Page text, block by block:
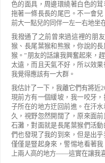
色的面具，周邊環繞著白色的
拖著一條長長的尾巴。不一會
前大一點兒的同伴一左一右地坐
我撥通了之前曾來過這裡的朋友
猴、長尾葉猴和熊猴，你說的長
猴。” 朋友的話讓我興奮起來，
太遠，而且天氣不好，所以效
我覺得應該有一大群。
我估計了一下，我離它們有將近
現前方有一個緩坡，我一咬牙，
子所在的地方迂回前進。 在汗
久，視野忽然開闊了，原來面
石灘，對面就是長尾葉猴們活
們也發現了我的到來，但是出乎
僅僅是豎起身來，警惕地看著
上兩人高的地方——這實在讓我